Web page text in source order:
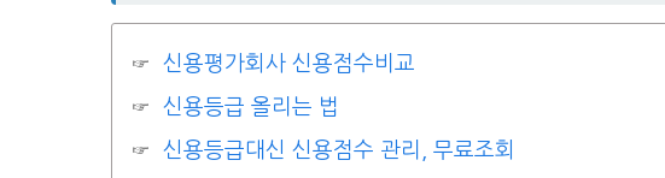
신용평가회사 신용점수비교
신용등급 올리는 법
신용등급대신 신용점수 관리, 무료조회